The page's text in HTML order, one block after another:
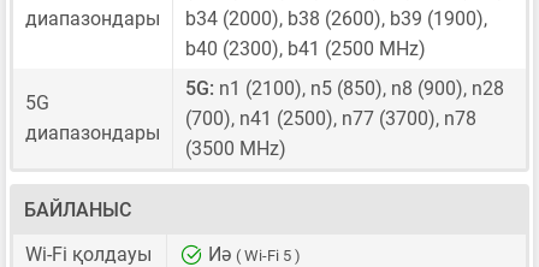
диапазондары
b34 (2000), b38 (2600), b39 (1900),
b40 (2300), b41 (2500 MHz)
5G
диапазондары
5G: n1 (2100), n5 (850), n8 (900), n28
(700), n41 (2500), n77 (3700), n78
(3500 MHz)
БАЙЛАНЫС
Wi-Fi қолдауы
Иә ( Wi-Fi 5 )